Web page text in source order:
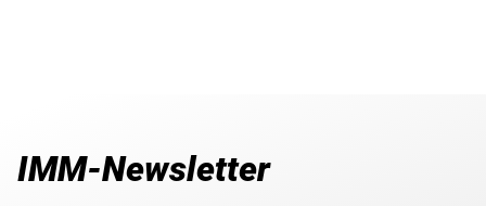
IMM-Newsletter